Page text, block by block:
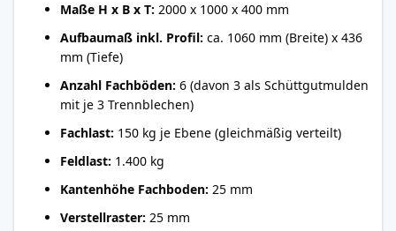
Maße H x B x T: 2000 x 1000 x 400 mm
Aufbaumaß inkl. Profil: ca. 1060 mm (Breite) x 436
mm (Tiefe)
Anzahl Fachböden: 6 (davon 3 als Schüttgutmulden
mit je 3 Trennblechen)
Fachlast: 150 kg je Ebene (gleichmäßig verteilt)
Feldlast: 1.400 kg
Kantenhöhe Fachboden: 25 mm
Verstellraster: 25 mm